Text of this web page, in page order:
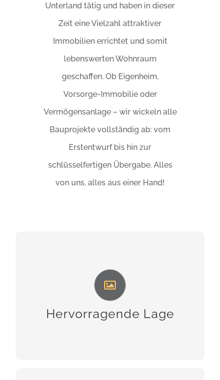
Unterland tätig und haben in dieser
Zeit eine Vielzahl attraktiver
Immobilien errichtet und somit
lebenswerten Wohnraum
geschaffen. Ob Eigenheim,
Vorsorge-Immobilie oder
Vermögensanlage – wir wickeln alle
Bauprojekte vollständig ab: vom
Erstentwurf bis hin zur
schlüsselfertigen Übergabe. Alles
von uns, alles aus einer Hand!
Hervorragende Lage
Grundstücke sehr sorgfältig aus. Wir
möchten, dass Sie sich Ihrer Immobilie wohl